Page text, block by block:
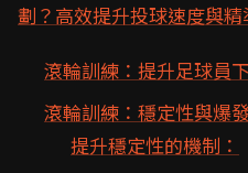
劃？高效提升投球速度與
滾輪訓練：提升足球員
滾輪訓練：穩定性與爆
提升穩定性的機制：